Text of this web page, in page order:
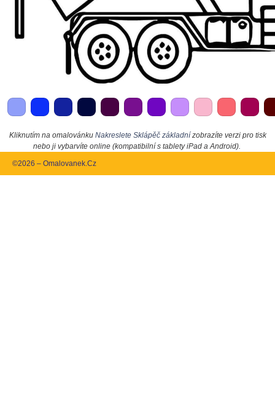
Kliknutím na omalovánku Nakreslete Sklápěč základnízobrazíte verzi pro tisk
nebo ji vybarvíte online (kompatibilní s tablety iPad a Android).
©2026 – Omalovanek.Cz